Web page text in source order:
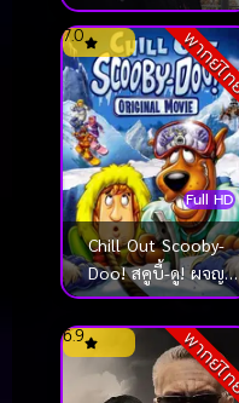
เรารำลึก [ซับไทย]
พากย์
Full HD
7.0
Chill Out Scooby-
Doo! สคูบี้-ดู! ผจญ
มนุษย์หิมะ (2007)
พากย์
6.9